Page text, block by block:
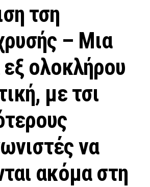
τση
– Μια
εξ ολοκλήρου
με τσι
να
ακόμα στη